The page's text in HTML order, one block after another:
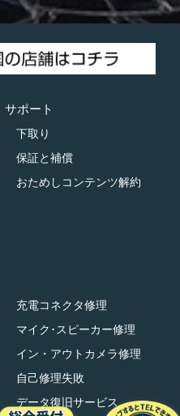
サポート
下取り
保証と補償
おためしコンテンツ解約
充電コネクタ修理
マイク･スピーカー修理
イン・アウトカメラ修理
自己修理失敗
データ復旧サービス